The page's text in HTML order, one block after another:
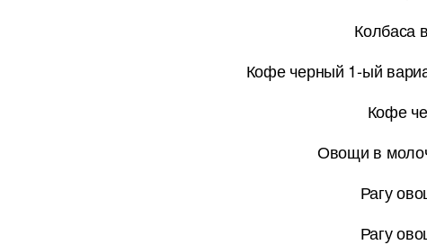
Колбаса
Кофе черный 1-ый
Кофе
Овощи в
Рагу
Рагу